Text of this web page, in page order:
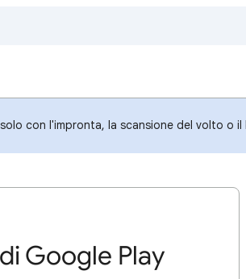
con l'impronta, la scansione del volto o
Google Play